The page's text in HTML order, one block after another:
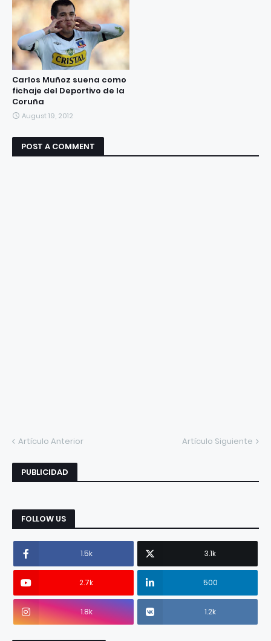
Carlos Muñoz suena como
fichaje del Deportivo de la
Coruña
August 19, 2012
POST A COMMENT
Artículo Anterior Artículo Siguiente
PUBLICIDAD
FOLLOW US
1.5k 3.1k
2.7k 500
1.8k 1.2k